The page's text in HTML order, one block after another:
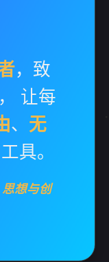
，致
， 让每
、 无
具。
思想与创